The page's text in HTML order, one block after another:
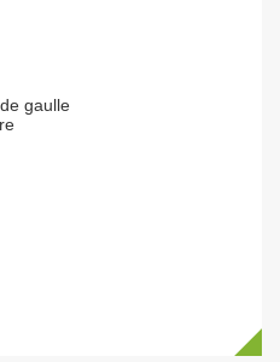
gaulle